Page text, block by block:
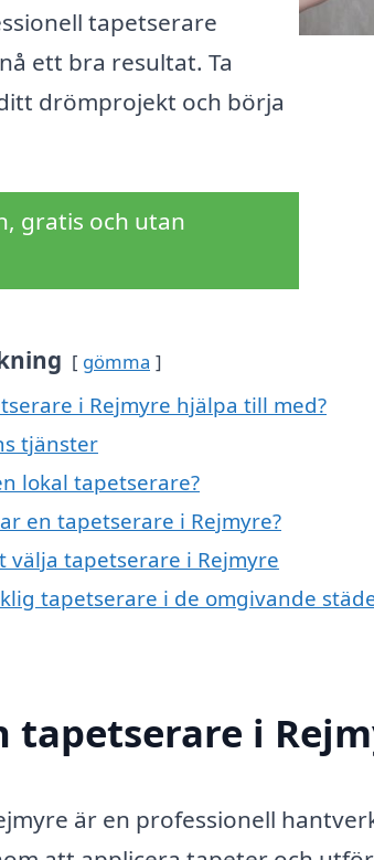
tapetserare
ett bra resultat. Ta
drömprojekt och börja
gratis och utan
gömma
i Rejmyre hjälpa till med?
tjänster
lokal tapetserare?
en tapetserare i Rejmyre?
välja tapetserare i Rejmyre
tapetserare i de omgivande
tapetserare i
är en professionell